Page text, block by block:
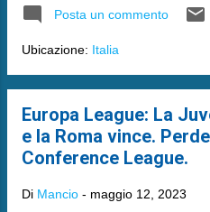
Posta un commento
Ubicazione: Italia
Europa League: La
e la Roma vince.
Conference League.
Di Mancio - maggio 12, 2023